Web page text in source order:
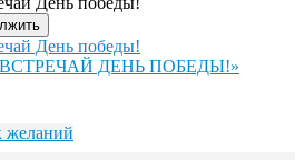
желаний